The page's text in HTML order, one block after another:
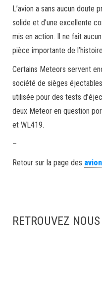
L’avion a sans aucun doute
solide et d’une excellente
mis en action. Il ne fait
pièce importante de
Certains Meteors servent
société de sièges
utilisée pour des tests
deux Meteor en question
et WL419.
–
Retour sur la page des
RETROUVEZ